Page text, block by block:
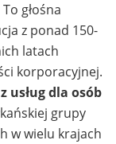
To głośna
z ponad 150-
latach
korporacyjnej.
usług dla osób
grupy
w wielu krajach